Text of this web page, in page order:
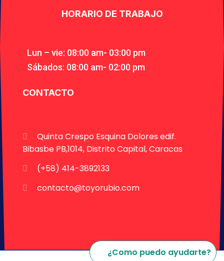
HORARIO DE TRABAJO
Lun – vie: 08:00 am- 03:00 pm
Sábados: 08:00 am- 02:00 pm
CONTACTO
Quinta Crespo Esquina Dolores edif.
Bibasbe PB,1014, Distrito Capital, Caracas
(+58) 414-3892133
contacto@toyorubio.com
¿Como puedo ayudarte?